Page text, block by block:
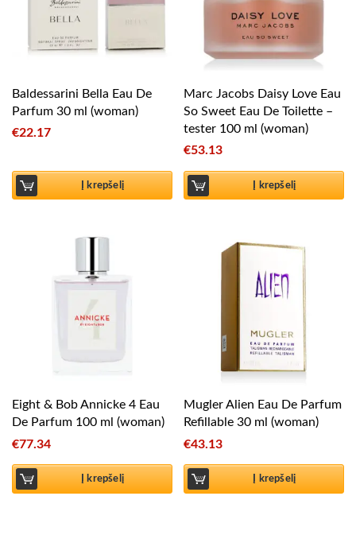
Baldessarini Bella Eau De
Parfum 30 ml (woman)
€22.17
Į krepšelį
Marc Jacobs Daisy Love Eau
So Sweet Eau De Toilette –
tester 100 ml (woman)
€53.13
Į krepšelį
Eight & Bob Annicke 4 Eau
De Parfum 100 ml (woman)
€77.34
Į krepšelį
Mugler Alien Eau De Parfum
Refillable 30 ml (woman)
€43.13
Į krepšelį